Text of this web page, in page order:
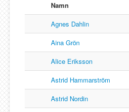
Lucksta IF
Matfors SK
Njurunda SK
Stockviks SF
Sundsvalls OK
Gästbok
Namn
Agnes Dahlin
Aina Grön
Alice Eriksson
Astrid Hammarström
Astrid Nordin